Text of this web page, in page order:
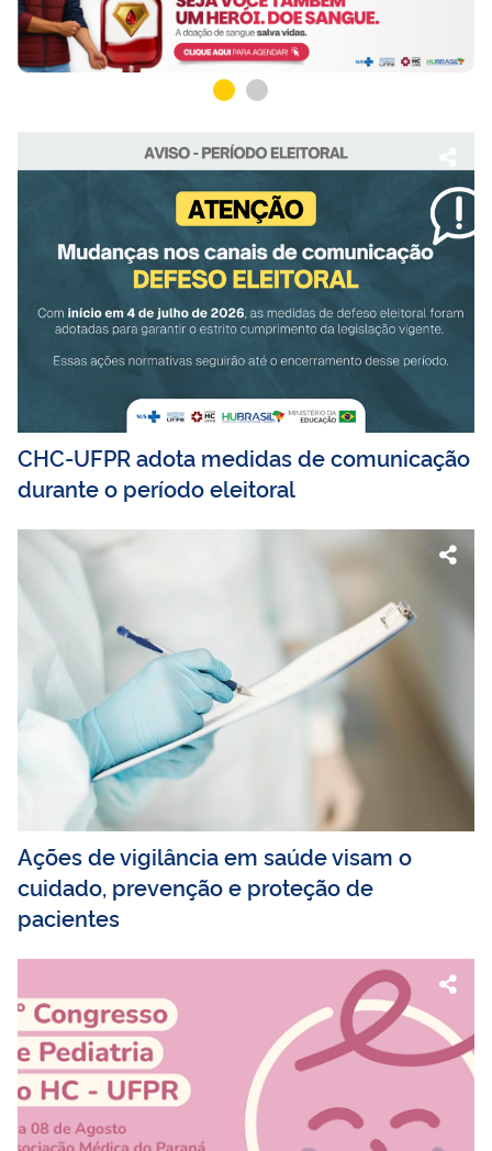
CHC-UFPR adota medidas de comunicação
durante o período eleitoral
Ações de vigilância em saúde visam o
cuidado, prevenção e proteção de
pacientes